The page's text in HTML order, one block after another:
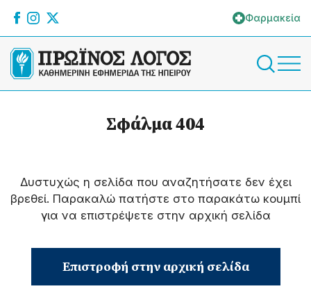
Φαρμακεία
Σφάλμα 404
Δυστυχώς η σελίδα που αναζητήσατε δεν έχει
βρεθεί. Παρακαλώ πατήστε στο παρακάτω κουμπί
για να επιστρέψετε στην αρχική σελίδα
Επιστροφή στην αρχική σελίδα